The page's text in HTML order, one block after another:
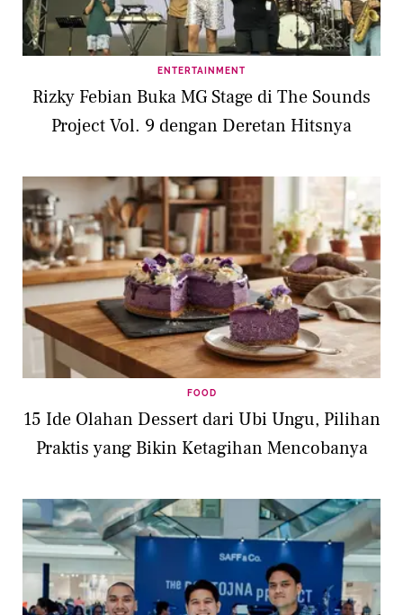
ENTERTAINMENT
Rizky Febian Buka MG Stage di The Sounds
Project Vol. 9 dengan Deretan Hitsnya
FOOD
15 Ide Olahan Dessert dari Ubi Ungu, Pilihan
Praktis yang Bikin Ketagihan Mencobanya